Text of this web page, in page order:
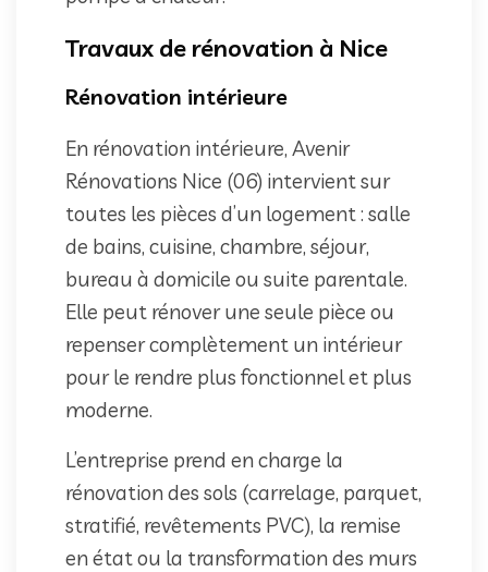
Travaux de rénovation à Nice
Rénovation intérieure
En rénovation intérieure, Avenir
Rénovations Nice (06) intervient sur
toutes les pièces d’un logement : salle
de bains, cuisine, chambre, séjour,
bureau à domicile ou suite parentale.
Elle peut rénover une seule pièce ou
repenser complètement un intérieur
pour le rendre plus fonctionnel et plus
moderne.
L’entreprise prend en charge la
rénovation des sols (carrelage, parquet,
stratifié, revêtements PVC), la remise
en état ou la transformation des murs